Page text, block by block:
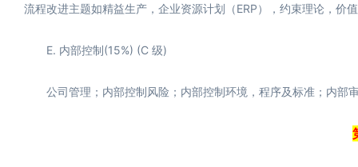
流程改进主题如精益生产，企业资源计划（ERP），约束理论，价
E. 内部控制(15%) (C 级)
公司管理；内部控制风险；内部控制环境，程序及标准；内部